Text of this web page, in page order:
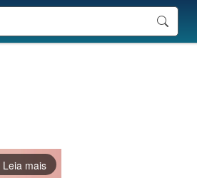
Leia mais